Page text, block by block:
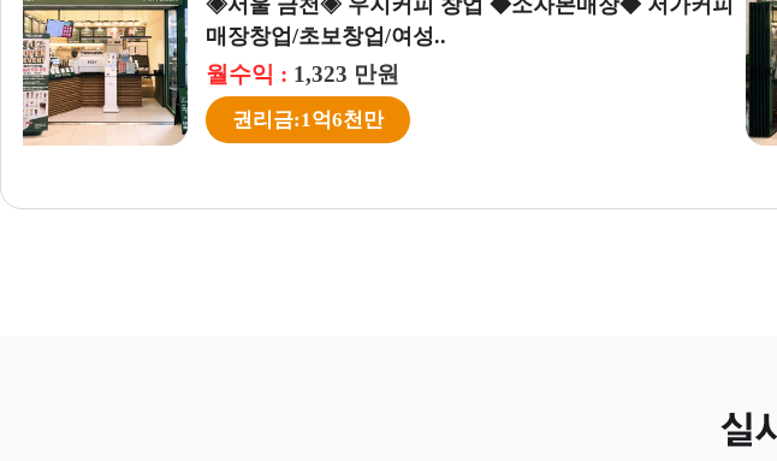
음／풀오토운영／수익..
월수익 :756 만원
권리금:1억8천5백만